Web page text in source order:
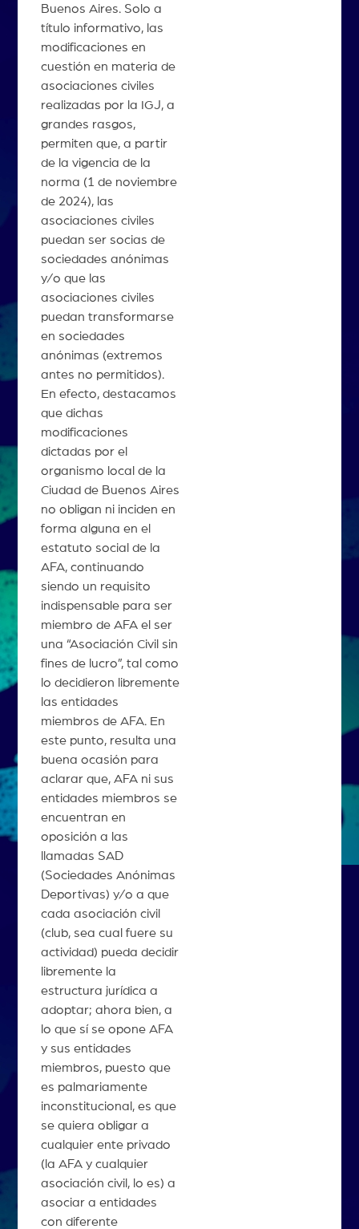
Buenos Aires. Solo a
título informativo, las
modificaciones en
cuestión en materia de
asociaciones civiles
realizadas por la IGJ, a
grandes rasgos,
permiten que, a partir
de la vigencia de la
norma (1 de noviembre
de 2024), las
asociaciones civiles
puedan ser socias de
sociedades anónimas
y/o que las
asociaciones civiles
puedan transformarse
en sociedades
anónimas (extremos
antes no permitidos).
En efecto, destacamos
que dichas
modificaciones
dictadas por el
organismo local de la
Ciudad de Buenos Aires
no obligan ni inciden en
forma alguna en el
estatuto social de la
AFA, continuando
siendo un requisito
indispensable para ser
miembro de AFA el ser
una “Asociación Civil sin
fines de lucro”, tal como
lo decidieron libremente
las entidades
miembros de AFA. En
este punto, resulta una
buena ocasión para
aclarar que, AFA ni sus
entidades miembros se
encuentran en
oposición a las
llamadas SAD
(Sociedades Anónimas
Deportivas) y/o a que
cada asociación civil
(club, sea cual fuere su
actividad) pueda decidir
libremente la
estructura jurídica a
adoptar; ahora bien, a
lo que sí se opone AFA
y sus entidades
miembros, puesto que
es palmariamente
inconstitucional, es que
se quiera obligar a
cualquier ente privado
(la AFA y cualquier
asociación civil, lo es) a
asociar a entidades
con diferente